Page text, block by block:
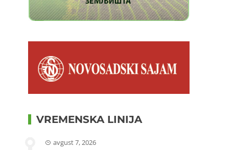
VREMENSKA LINIJA
avgust 7, 2026